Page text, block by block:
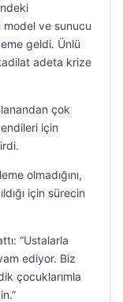
model ve sunucu
geldi. Ünlü
adeta krize
çok
için
olmadığını,
için sürecin
“Ustalarla
ediyor. Biz
çocuklarımla